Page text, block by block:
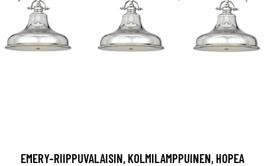
EMERY-RIIPPUVALAISIN, KOLMILAMPPUINEN, HOPEA